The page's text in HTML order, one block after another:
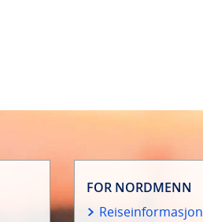
FOR NORDMENN
Reiseinformasjon